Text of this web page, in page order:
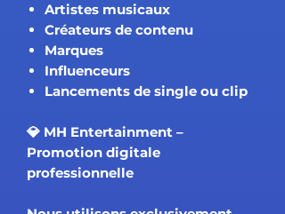
Artistes musicaux
Créateurs de contenu
Marques
Influenceurs
Lancements de single ou clip
💎 MH Entertainment –
Promotion digitale
professionnelle